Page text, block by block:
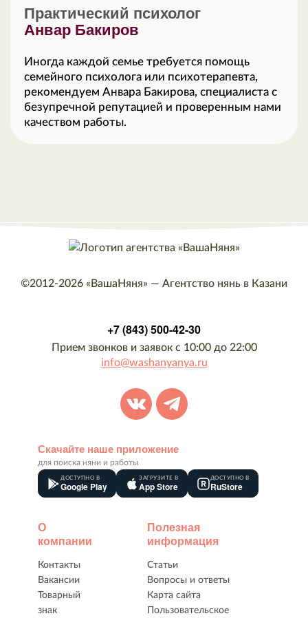
Практический психолог
Анвар Бакиров
Иногда каждой семье требуется помощь
семейного психолога или психотерапевта,
рекомендуем Анвара Бакирова, специалиста с
безупречной репутацией и проверенным нами
качеством работы.
©2012-2026 «ВашаНяня» — Агентство нянь в Казани
+7 (843) 500-42-30
Прием звонков и заявок с 10:00 до 22:00
info@washanyanya.ru
Скачайте наше приложение
для поиска няни и работы
ДОСТУПНО В
Google Play
ЗАГРУЗИТЕ В
App Store
ДОСТУПНО В
RuStore
О
компании
Контакты
Вакансии
Товарный
знак
Полезная
информация
Статьи
Вопросы и ответы
Карта сайта
Пользовательское